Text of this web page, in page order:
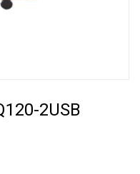
2USB